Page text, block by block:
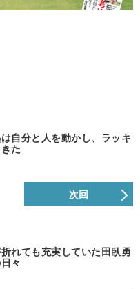
自分と人を動かし、ラッキ
た
次回
れても充実していた田臥勇
々